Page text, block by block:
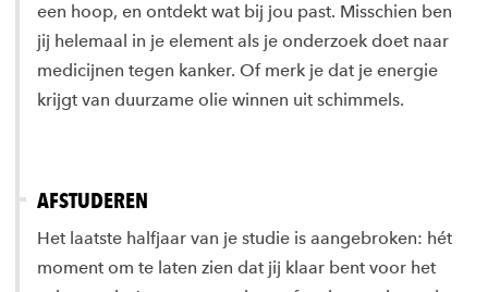
een hoop, en ontdekt wat bij jou past. Misschien ben
jij helemaal in je element als je onderzoek doet naar
medicijnen tegen kanker. Of merk je dat je energie
krijgt van duurzame olie winnen uit schimmels.
AFSTUDEREN
Het laatste halfjaar van je studie is aangebroken: hét
moment om te laten zien dat jij klaar bent voor het